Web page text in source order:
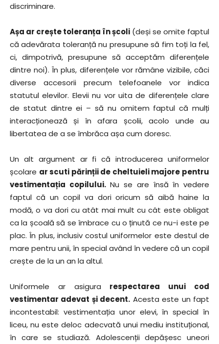
discriminare.
Așa ar crește toleranța în școli (deși se omite faptul
că adevărata toleranță nu presupune să fim toți la fel,
ci, dimpotrivă, presupune să acceptăm diferențele
dintre noi). În plus, diferențele vor rămâne vizibile, căci
diverse accesorii precum telefoanele vor indica
statutul elevilor. Elevii nu vor uita de diferențele clare
de statut dintre ei – să nu omitem faptul că mulți
interacționează și în afara școlii, acolo unde au
libertatea de a se îmbrăca așa cum doresc.
Un alt argument ar fi că introducerea uniformelor
școlare ar scuti părinții de cheltuieli majore pentru
vestimentația copilului.Nu se are însă în vedere
faptul că un copil va dori oricum să aibă haine la
modă, o va dori cu atât mai mult cu cât este obligat
ca la școală să se îmbrace cu o ținută ce nu-i este pe
plac. În plus, inclusiv costul uniformelor este destul de
mare pentru unii, în special având în vedere că un copil
crește de la un an la altul.
Uniformele ar asigura respectarea unui cod
vestimentar adevat și decent. Acesta este un fapt
incontestabil: vestimentația unor elevi, în special în
liceu, nu este deloc adecvată unui mediu instituțional,
în care se studiază. Adolescenții depășesc uneori